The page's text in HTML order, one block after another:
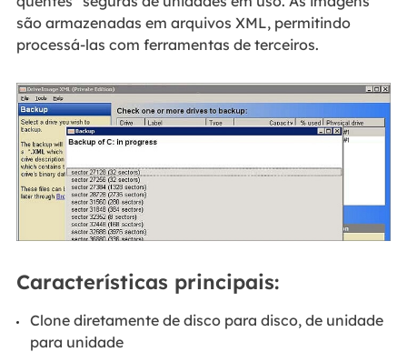
são armazenadas em arquivos XML, permitindo
processá-las com ferramentas de terceiros.
Características principais:
Clone diretamente de disco para disco, de unidade
para unidade